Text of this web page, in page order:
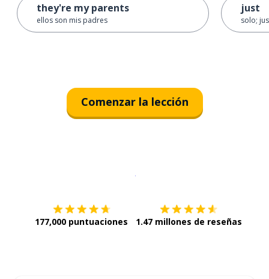
they're my parents
ellos son mis padres
just
solo;
Comenzar la lección
177,000 puntuaciones 1.47 millones de reseñas